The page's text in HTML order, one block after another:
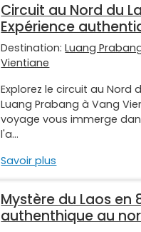
Circuit au Nord du
Expérience
Destination:Luang
Vientiane
Explorez le circuit au Nord
Luang Prabang à Vang
voyage vous immerge
l'a...
Savoir plus
Mystère du Laos en
authenthique au